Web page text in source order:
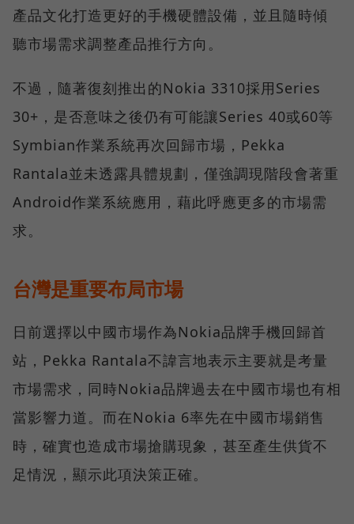
產品文化打造更好的手機硬體設備，並且隨時傾
聽市場需求調整產品推行方向。
不過，隨著復刻推出的Nokia 3310採用Series
30+，是否意味之後仍有可能讓Series 40或60等
Symbian作業系統再次回歸市場，Pekka
Rantala並未透露具體規劃，僅強調現階段會著重
Android作業系統應用，藉此呼應更多的市場需
求。
台灣是重要布局市場
日前選擇以中國市場作為Nokia品牌手機回歸首
站，Pekka Rantala不諱言地表示主要就是考量
市場需求，同時Nokia品牌過去在中國市場也有相
當影響力道。而在Nokia 6率先在中國市場銷售
時，確實也造成市場搶購現象，甚至產生供貨不
足情況，顯示此項決策正確。